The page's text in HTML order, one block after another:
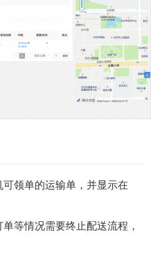
领单的运输单，并显示在
等情况需要终止配送流程，